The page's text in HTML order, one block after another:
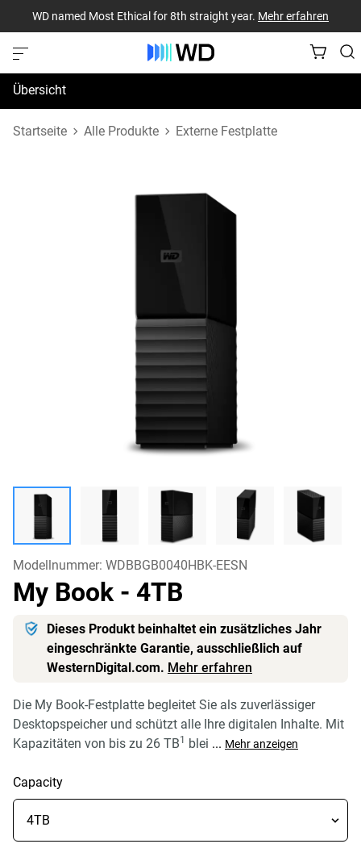
WD named Most Ethical for 8th straight year. Mehr erfahren
Übersicht
Technische Daten
Startseite Alle Produkte Externe Festplatte
Modellnummer: WDBBGB0040HBK-EESN
My Book - 4TB
Dieses Produkt beinhaltet ein zusätzliches Jahr
eingeschränkte Garantie, ausschließlich auf
WesternDigital.com. Mehr erfahren
Die My Book-Festplatte begleitet Sie als zuverlässiger
Desktopspeicher und schützt alle Ihre digitalen Inhalte. Mit
Kapazitäten von bis zu 26 TB1 blei ... Mehr anzeigen
Capacity